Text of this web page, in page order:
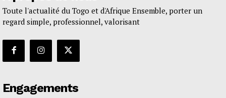
Toute l'actualité du Togo et d'Afrique Ensemble, porter un
regard simple, professionnel, valorisant
Engagements